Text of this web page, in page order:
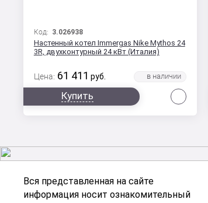
Код: 3.026938
Настенный котел Immergas Nike Mythos 24
3R, двухконтурный 24 кВт (Италия)
Цена: 61 411 руб.
Купить
Вся представленная на сайте
информация носит ознакомительный